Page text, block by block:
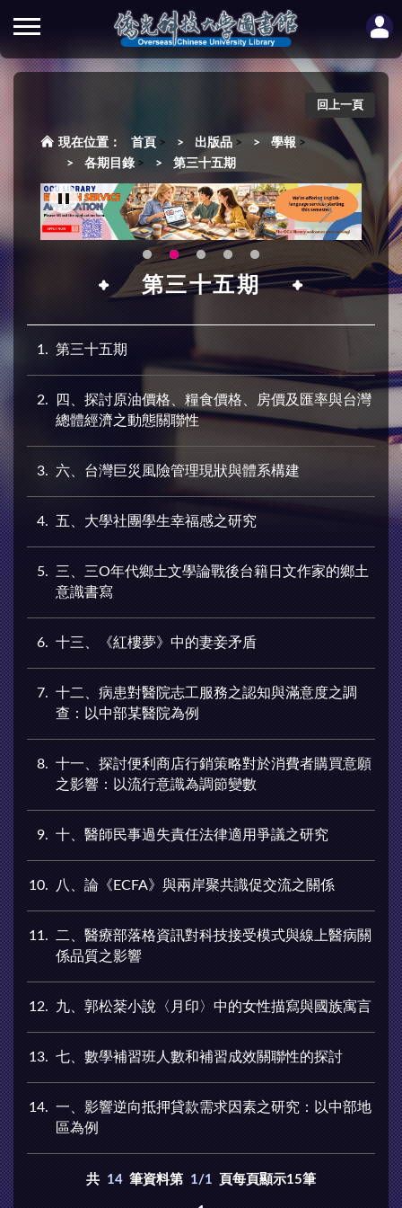
回上一頁
首頁 > 出版品 > 學報 >
各期目錄 > 第三十五期
第三十五期
1 第三十五期
2
四、探討原油價格、糧食價格、房價及匯率與台灣
總體經濟之動態關聯性
3 六、台灣巨災風險管理現狀與體系構建
4 五、大學社團學生幸福感之研究
5
三、三O年代鄉土文學論戰後台籍日文作家的鄉土
意識書寫
6 十三、《紅樓夢》中的妻妾矛盾
7
十二、病患對醫院志工服務之認知與滿意度之調
查：以中部某醫院為例
8
十一、探討便利商店行銷策略對於消費者購買意願
之影響：以流行意識為調節變數
9 十、醫師民事過失責任法律適用爭議之研究
10 八、論《ECFA》與兩岸聚共識促交流之關係
11
二、醫療部落格資訊對科技接受模式與線上醫病關
係品質之影響
12 九、郭松棻小說〈月印〉中的女性描寫與國族寓言
13 七、數學補習班人數和補習成效關聯性的探討
14
一、影響逆向抵押貸款需求因素之研究：以中部地
區為例
共 14 筆資料第 1/1 頁每頁顯示15筆